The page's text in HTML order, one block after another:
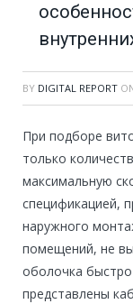
BY DIGITAL REPORT
При подборе
только
максимальную
спецификацией,
наружного
помещений, не
оболочка
представлены